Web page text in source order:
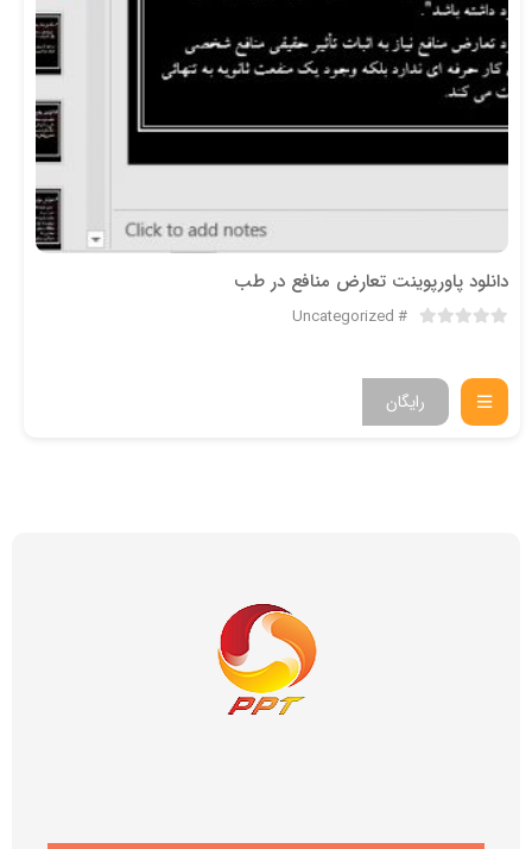
دانلود پاورپوینت تعارض منافع در طب
Uncategorized
رایگان